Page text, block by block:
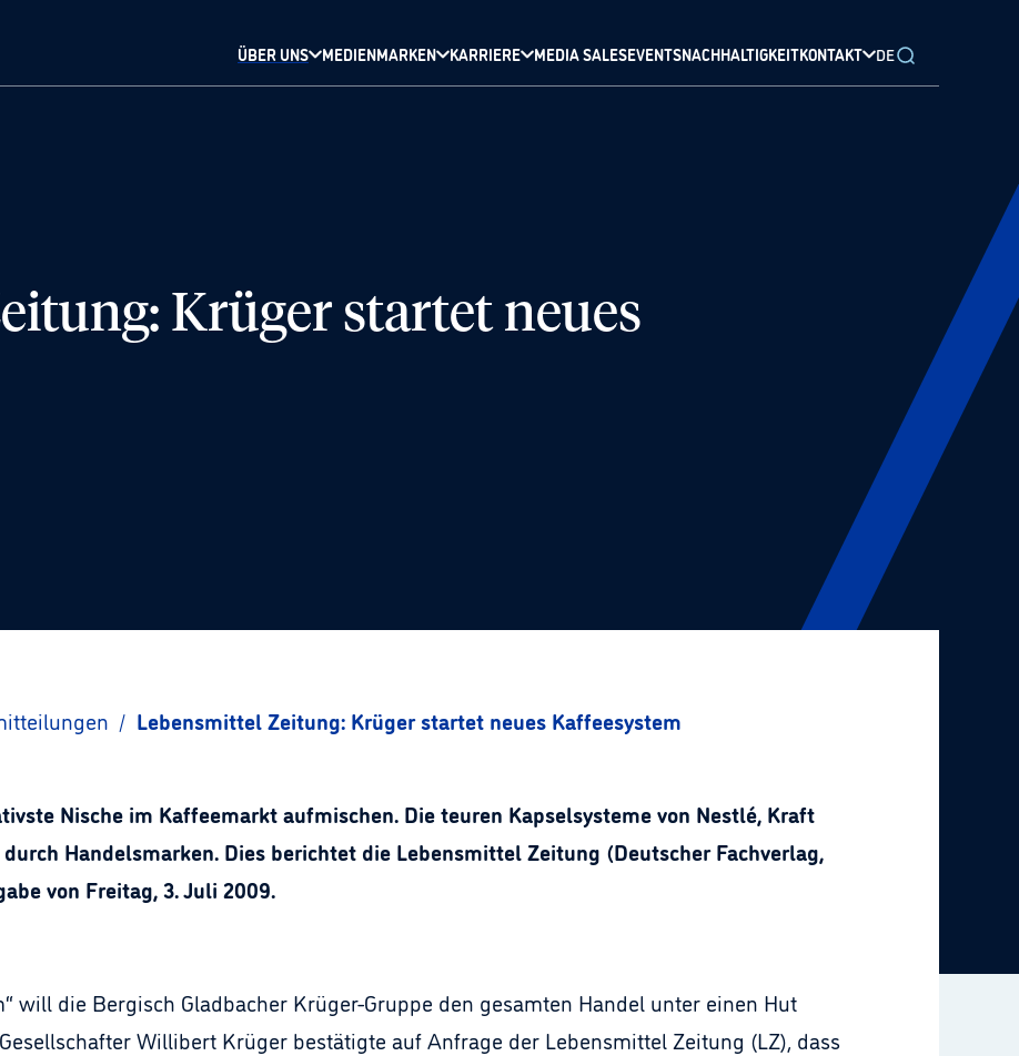
ÜBER UNS MEDIENMARKEN KARRIERE MEDIA SALESEVENTSNACHHALTIGKEITKONTAKT DE
Krüger startet neues
/ Lebensmittel Zeitung: Krüger startet neues Kaffeesystem
Nische im Kaffeemarkt aufmischen. Die teuren Kapselsysteme von Nestlé, Kraft
Handelsmarken. Dies berichtet die Lebensmittel Zeitung (Deutscher Fachverlag,
von Freitag, 3. Juli 2009.
will die Bergisch Gladbacher Krüger-Gruppe den gesamten Handel unter einen Hut
Willibert Krüger bestätigte auf Anfrage der Lebensmittel Zeitung (LZ), dass